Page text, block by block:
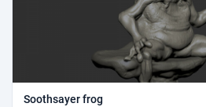
Soothsayer frog